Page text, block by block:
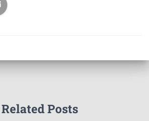
Related Posts